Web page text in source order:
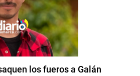
los fueros a Galán